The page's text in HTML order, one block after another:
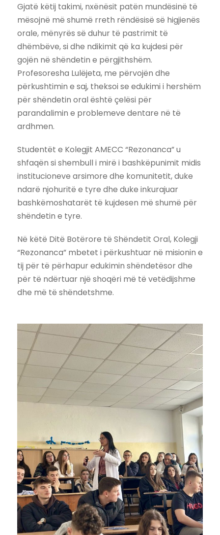
Gjatë këtij takimi, nxënësit patën mundësinë të
mësojnë më shumë rreth rëndësisë së higjienës
orale, mënyrës së duhur të pastrimit të
dhëmbëve, si dhe ndikimit që ka kujdesi për
gojën në shëndetin e përgjithshëm.
Profesoresha Lulëjeta, me përvojën dhe
përkushtimin e saj, theksoi se edukimi i hershëm
për shëndetin oral është çelësi për
parandalimin e problemeve dentare në të
ardhmen.
Studentët e Kolegjit AMECC “Rezonanca” u
shfaqën si shembull i mirë i bashkëpunimit midis
institucioneve arsimore dhe komunitetit, duke
ndarë njohuritë e tyre dhe duke inkurajuar
bashkëmoshatarët të kujdesen më shumë për
shëndetin e tyre.
Në këtë Ditë Botërore të Shëndetit Oral, Kolegji
“Rezonanca” mbetet i përkushtuar në misionin e
tij për të përhapur edukimin shëndetësor dhe
për të ndërtuar një shoqëri më të vetëdijshme
dhe më të shëndetshme.